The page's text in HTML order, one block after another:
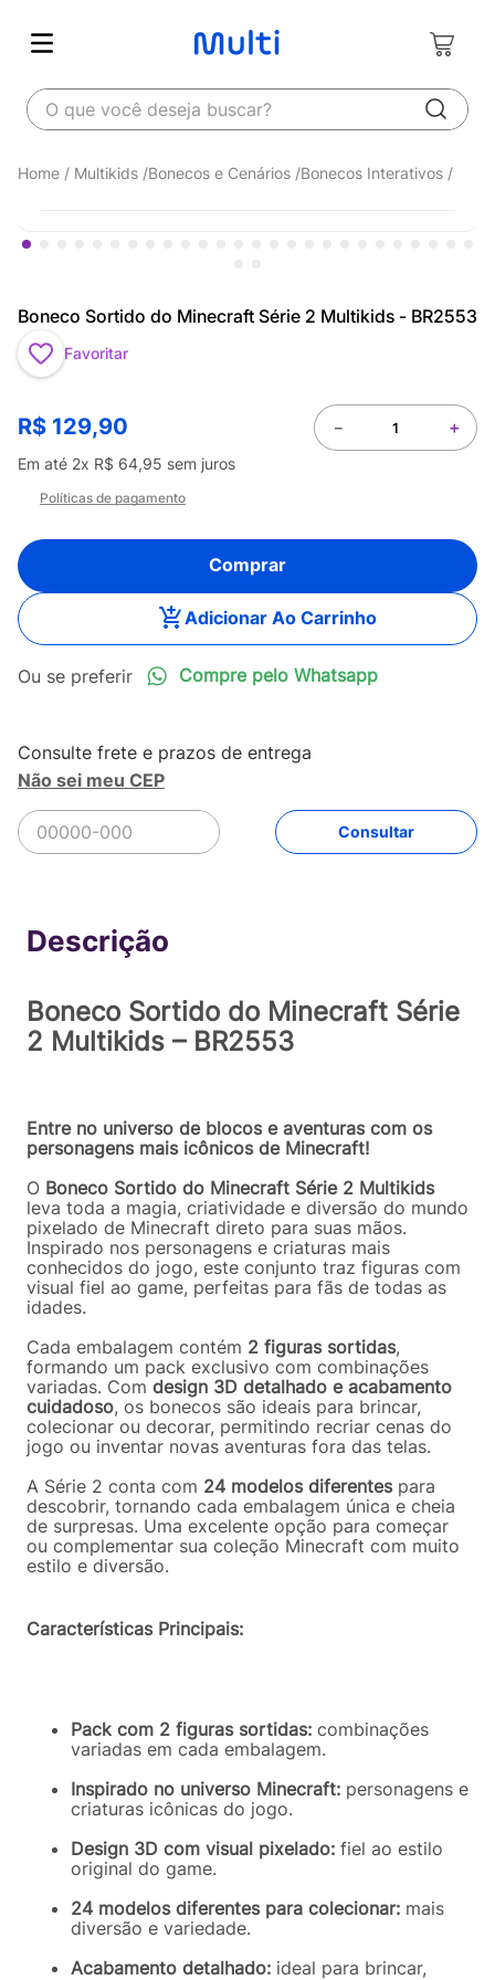
O que você deseja buscar?
Multikids Bonecos e Cenários Bonecos Interativos
Boneco Sortido do Minecraft Série 2 Multikids - BR2553
Favoritar
R$ 129,90
Em até 2x R$ 64,95 sem juros
＋
－
Políticas de pagamento
Comprar
Adicionar Ao Carrinho
Compre pelo Whatsapp
Não sei meu CEP
R$129,90
64
Boneco Sortido do Minecraft Série
2 Multikids – BR2553
Entre no universo de blocos e aventuras com os
personagens mais icônicos de Minecraft!
O Boneco Sortido do Minecraft Série 2 Multikids
leva toda a magia, criatividade e diversão do mundo
pixelado de Minecraft direto para suas mãos.
Inspirado nos personagens e criaturas mais
conhecidos do jogo, este conjunto traz figuras com
visual fiel ao game, perfeitas para fãs de todas as
idades.
Cada embalagem contém 2 figuras sortidas,
formando um pack exclusivo com combinações
variadas. Com design 3D detalhado e acabamento
cuidadoso, os bonecos são ideais para brincar,
colecionar ou decorar, permitindo recriar cenas do
jogo ou inventar novas aventuras fora das telas.
A Série 2 conta com 24 modelos diferentespara
descobrir, tornando cada embalagem única e cheia
de surpresas. Uma excelente opção para começar
ou complementar sua coleção Minecraft com muito
estilo e diversão.
Características Principais:
Pack com 2 figuras sortidas: combinações
variadas em cada embalagem.
Inspirado no universo Minecraft: personagens e
criaturas icônicas do jogo.
Design 3D com visual pixelado: fiel ao estilo
original do game.
24 modelos diferentes para colecionar: mais
diversão e variedade.
Acabamento detalhado: ideal para brincar,